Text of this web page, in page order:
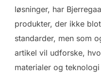
løsninger, har
produkter, der ikke
standarder, men som
artikel vil udforske,
materialer og